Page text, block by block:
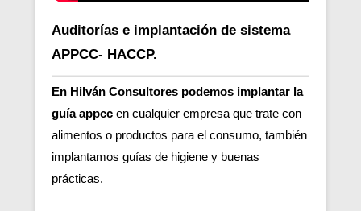
Auditorías e implantación de sistema
APPCC- HACCP.
En Hilván Consultores podemos implantar la
guía appcc en cualquier empresa que trate con
alimentos o productos para el consumo, también
implantamos guías de higiene y buenas
prácticas.